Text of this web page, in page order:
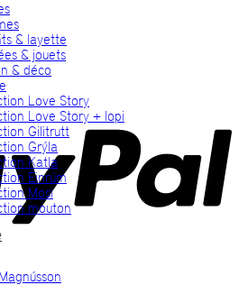
& layette
& jouets
& déco
Love Story
Love Story + lopi
Gilitrutt
Grýla
Katla
Einrúm
Mosi
mouton